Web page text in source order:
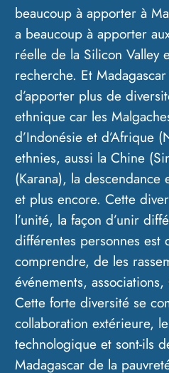
beaucoup à apporter à
a beaucoup à apporter
réelle de la Silicon Valley
recherche. Et
d’apporter plus de
ethnique car les
d’Indonésie et d’Afrique
ethnies, aussi la Chine
(Karana), la descendance
et plus encore. Cette
l’unité, la façon d’unir
différentes personnes est
comprendre, de les
événements,
Cette forte diversité se
collaboration extérieure,
technologique et sont-ils
Madagascar de la